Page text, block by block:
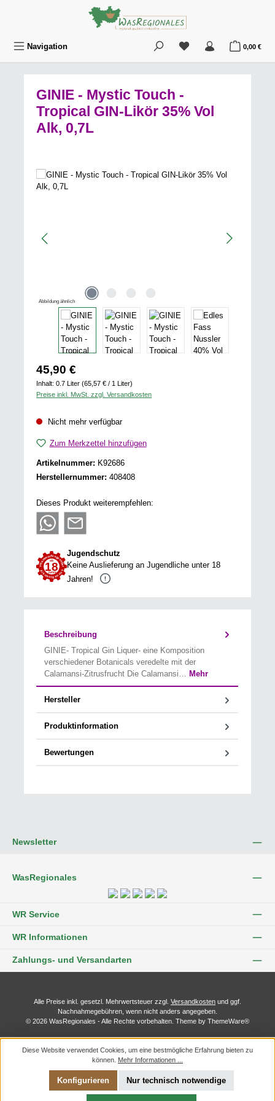
Zum Hauptinhalt springen
Navigation Du hast 0 Produkte
0,00 €
GINIE - Mystic Touch -
Tropical GIN-Likör 35% Vol
Alk, 0,7L
Bildergalerie überspringen
Abbildung ähnlich
Regulärer Preis:
45,90 €
Inhalt:0.7 Liter(65,57 € / 1 Liter)
Preise inkl. MwSt. zzgl. Versandkosten
Nicht mehr verfügbar
Zum Merkzettel hinzufügen
Artikelnummer: K92686
Herstellernummer:408408
Dieses Produkt weiterempfehlen:
Jugendschutz
Keine Auslieferung an Jugendliche unter 18
Jahren!
Beschreibung
GINIE- Tropical Gin Liquer- eine Komposition
verschiedener Botanicals veredelte mit der
Calamansi-Zitrusfrucht Die Calamansi… Mehr
Hersteller
Produktinformation
Bewertungen
Newsletter
WasRegionales
WR Service
WR Informationen
Zahlungs- und Versandarten
Alle Preise inkl. gesetzl. Mehrwertsteuer zzgl. Versandkosten und ggf.
Nachnahmegebühren, wenn nicht anders angegeben.
© 2026 WasRegionales - Alle Rechte vorbehalten. Theme by ThemeWare®
Diese Website verwendet Cookies, um eine bestmögliche Erfahrung bieten zu
können. Mehr Informationen ...
Nur technisch notwendige
Konfigurieren